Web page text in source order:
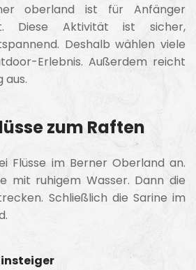
oberland ist für Anfänger
Diese Aktivität ist sicher,
Deshalb wählen viele
Erlebnis. Außerdem reicht
aus.
zum Raften
Flüsse im Berner Oberland an.
mit ruhigem Wasser. Dann die
Schließlich die Sarine im